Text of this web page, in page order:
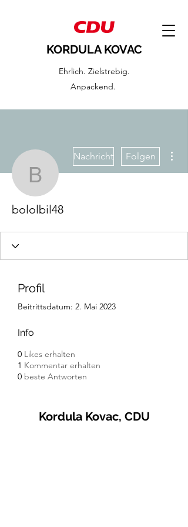
KORDULA KOVAC
Ehrlich. Zielstrebig.
Anpackend.
bololbil48
Nachricht Folgen
bololbil48
Profil
Beitrittsdatum: 2. Mai 2023
Info
0 Likes erhalten
1 Kommentar erhalten
0 beste Antworten
Kordula Kovac, CDU